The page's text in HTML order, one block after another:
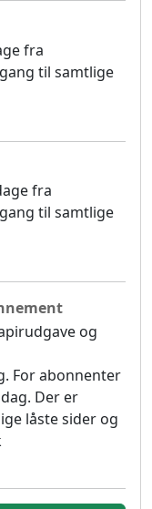
fra
til samtlige
fra
til samtlige
og
For abonnenter
Der er
låste sider og